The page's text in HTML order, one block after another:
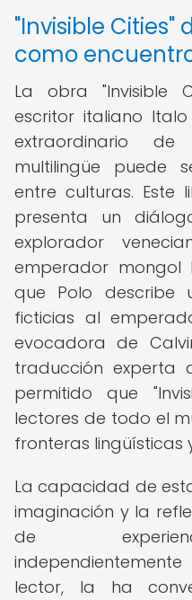
"Invisible Cities"
como
La obra "Invisible
escritor italiano
extraordinario
multilingüe puede
entre culturas. Este
presenta un
explorador
emperador mongol
que Polo describe
ficticias al
evocadora de
traducción experta
permitido que
lectores de todo el
fronteras lingüísticas
La capacidad de
imaginación y la
de
lector, la ha